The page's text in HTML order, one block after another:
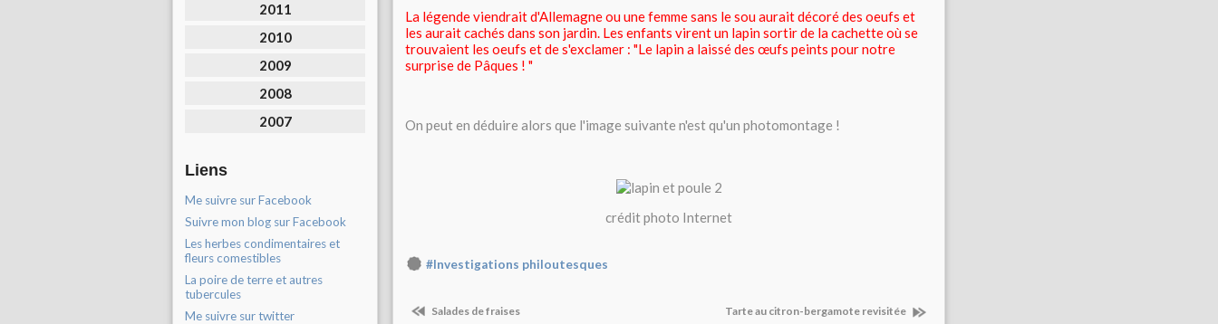
2011
2010
2009
2008
2007
Liens
Me suivre sur Facebook
Suivre mon blog sur Facebook
Les herbes condimentaires et
fleurs comestibles
La poire de terre et autres
tubercules
Me suivre sur twitter
La légende viendrait d'Allemagne ou une femme sans le sou aurait décoré des oeufs et
les aurait cachés dans son jardin. Les enfants virent un lapin sortir de la cachette où se
trouvaient les oeufs et de s'exclamer : "Le lapin a laissé des œufs peints pour notre
surprise de Pâques ! "
On peut en déduire alors que l'image suivante n'est qu'un photomontage !
crédit photo Internet
#Investigations philoutesques
Salades de fraises Tarte au citron-bergamote revisitée